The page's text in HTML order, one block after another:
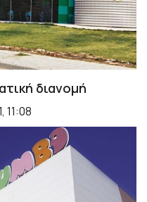
διανομή
11:08